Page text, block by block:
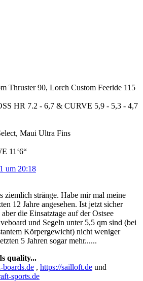
Thruster 90, Lorch Custom Feeride 115
HR 7.2 - 6,7 & CURVE 5,9 - 5,3 - 4,7
Maui Ultra Fins
11‘6“
um 20:18
ziemlich stränge. Habe mir mal meine
12 Jahre angesehen. Ist jetzt sicher
die Einsatztage auf der Ostsee
und Segeln unter 5,5 qm sind (bei
Körpergewicht) nicht weniger
5 Jahren sogar mehr......
quality...
, https://sailloft.de und
sports.de